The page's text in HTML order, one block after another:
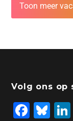
Toon meer
Volg ons op
F
Bl